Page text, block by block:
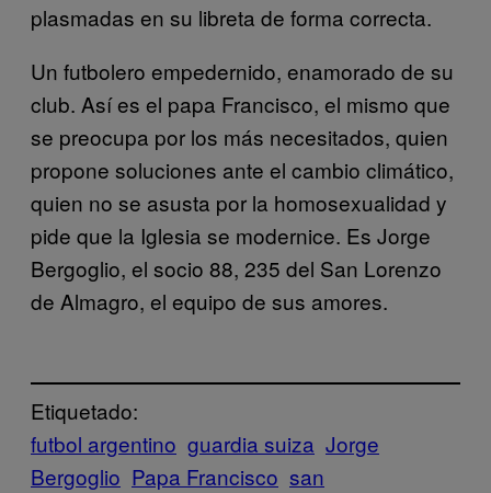
plasmadas en su libreta de forma correcta.
Un futbolero empedernido, enamorado de su
club. Así es el papa Francisco, el mismo que
se preocupa por los más necesitados, quien
propone soluciones ante el cambio climático,
quien no se asusta por la homosexualidad y
pide que la Iglesia se modernice. Es Jorge
Bergoglio, el socio 88, 235 del San Lorenzo
de Almagro, el equipo de sus amores.
Etiquetado:
futbol argentino guardia suiza Jorge
Bergoglio Papa Francisco san